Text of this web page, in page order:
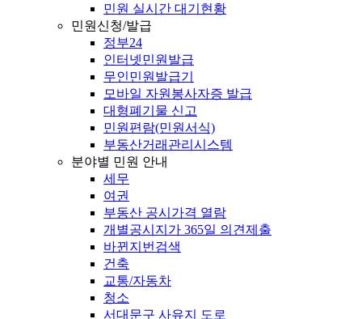
민원 실시간 대기현황
민원신청/발급
정부24
인터넷민원발급
무인민원발급기
모바일 자원봉사자증 발급
대형폐기물 신고
민원편람(민원서식)
부동산거래관리시스템
분야별 민원 안내
세무
여권
부동산 공시가격 열람
개별공시지가 365일 의견제출
바뀐지번검색
건축
교통/자동차
청소
서대문구 사유지 도로